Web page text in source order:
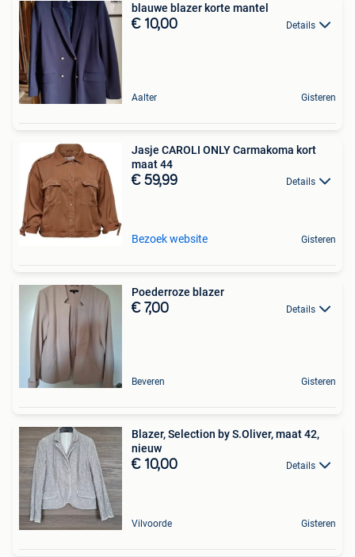
blauwe blazer korte mantel
€ 10,00 Details
Aalter Gisteren
Jasje CAROLI ONLY Carmakoma kort
maat 44
€ 59,99 Details
Bezoek website Gisteren
Poederroze blazer
€ 7,00 Details
Beveren Gisteren
Blazer, Selection by S.Oliver, maat 42,
nieuw
€ 10,00 Details
Vilvoorde Gisteren